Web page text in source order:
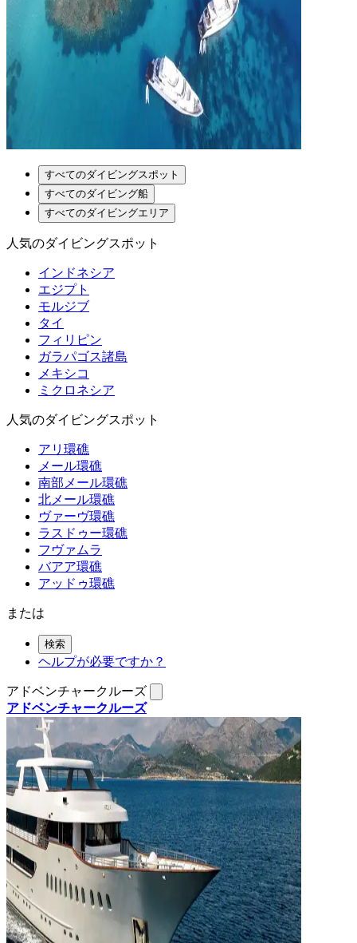
すべてのダイビングスポット
すべてのダイビング船
すべてのダイビングエリア
人気のダイビングスポット
インドネシア
エジプト
モルジブ
タイ
フィリピン
ガラパゴス諸島
メキシコ
ミクロネシア
人気のダイビングスポット
アリ環礁
メール環礁
南部メール環礁
北メール環礁
ヴァーヴ環礁
ラスドゥー環礁
フヴァムラ
バアア環礁
アッドゥ環礁
または
検索
ヘルプが必要ですか？
アドベンチャークルーズ
アドベンチャークルーズ